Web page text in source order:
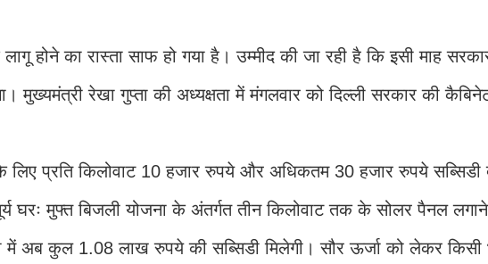
होने का रास्ता साफ हो गया है। उम्मीद की जा रही है कि इसी माह
मुख्यमंत्री रेखा गुप्ता की अध्यक्षता में मंगलवार को दिल्ली सरकार की
लिए प्रति किलोवाट 10 हजार रुपये और अधिकतम 30 हजार रुपये
घरः मुफ्त बिजली योजना के अंतर्गत तीन किलोवाट तक के सोलर पैनल
में अब कुल 1.08 लाख रुपये की सब्सिडी मिलेगी। सौर ऊर्जा को लेकर किसी